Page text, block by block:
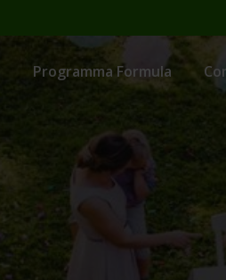
Programma Formula